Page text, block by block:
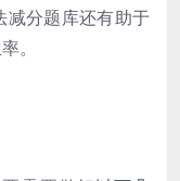
减分题库还有助于
。